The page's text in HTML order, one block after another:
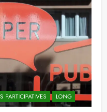
PARTICIPATIVES LONG